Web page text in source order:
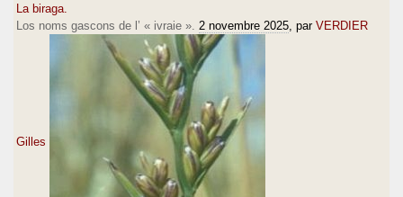
La biraga.
Los noms gascons de l’ « ivraie ». 2 novembre 2025 , par VERDIER
Gilles